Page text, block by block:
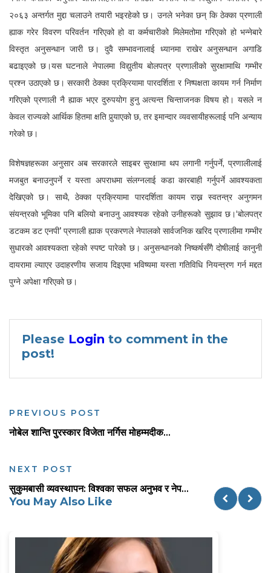
२०६३ अन्तर्गत मुद्दा चलाउने तयारी भइरहेको छ। उनले भनेका छन् कि ठेक्का प्रणाली
ह्याक गरेर विवरण परिवर्तन गरिएको हो वा कर्मचारीको मिलेमतोमा गरिएको हो भन्नेबारे
विस्तृत अनुसन्धान जारी छ। दुवै सम्भावनालाई ध्यानमा राखेर अनुसन्धान अगाडि
बढाइएको छ।यस घटनाले नेपालमा विद्युतीय बोलपत्र प्रणालीको सुरक्षामाथि गम्भीर
प्रश्न उठाएको छ। सरकारी ठेक्का प्रक्रियामा पारदर्शिता र निष्पक्षता कायम गर्न निर्माण
गरिएको प्रणाली नै ह्याक भएर दुरुपयोग हुनु अत्यन्त चिन्ताजनक विषय हो। यसले न
केवल राज्यको आर्थिक हितमा क्षति पुर्‍याएको छ, तर इमान्दार व्यवसायीहरूलाई पनि अन्याय
गरेको छ।
विशेषज्ञहरूका अनुसार अब सरकारले साइबर सुरक्षामा थप लगानी गर्नुपर्ने, प्रणालीलाई
मजबुत बनाउनुपर्ने र यस्ता अपराधमा संलग्नलाई कडा कारबाही गर्नुपर्ने आवश्यकता
देखिएको छ। साथै, ठेक्का प्रक्रियामा पारदर्शिता कायम राख्न स्वतन्त्र अनुगमन
संयन्त्रको भूमिका पनि बलियो बनाउनु आवश्यक रहेको उनीहरूको सुझाव छ।‘बोलपत्र
डटकम डट एनपी’ प्रणाली ह्याक प्रकरणले नेपालको सार्वजनिक खरिद प्रणालीमा गम्भीर
सुधारको आवश्यकता रहेको स्पष्ट पारेको छ। अनुसन्धानको निष्कर्षसँगै दोषीलाई कानुनी
दायरामा ल्याएर उदाहरणीय सजाय दिइएमा भविष्यमा यस्ता गतिविधि नियन्त्रण गर्न मद्दत
पुग्ने अपेक्षा गरिएको छ।
Please Login to comment in the
post!
PREVIOUS POST
नोबेल शान्ति पुरस्कार विजेता नर्गिस मोहम्मदीक...
NEXT POST
सुकुमबासी व्यवस्थापन: विश्वका सफल अनुभव र नेप...
You May Also Like